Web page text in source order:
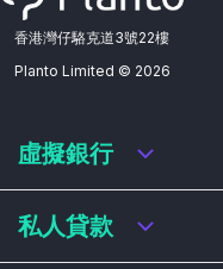
香港灣仔駱克道3號22樓
Planto Limited © 2026
虛擬銀行
虛擬銀行迎新優惠
虛擬銀行存款利率比較
私人貸款